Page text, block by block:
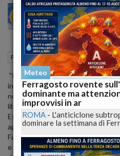
MILANO
Politica Chieti (CH) 05 Ottobre
"Il nuovo Piano regolatore del
in queste ore siamo impegnati per
nostra Citta' e il Consiglio
libera".
Esprime soddisfazione il sindaco di
approfittato della presentazione
Fabrizio Giovannone, Capo del
e Comandante del Porto di
Meteo
Ferragosto rovente
dominante ma
improvvisi in ar
ROMA - L'anticiclone
dominare la settimana di